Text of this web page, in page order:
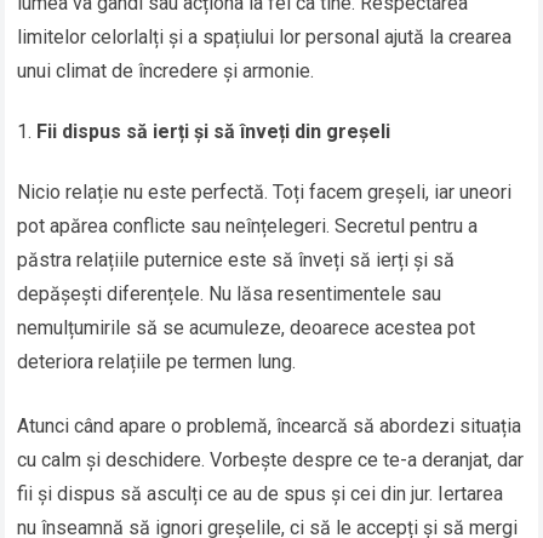
limitelor celorlalți și a spațiului lor personal ajută la crearea
unui climat de încredere și armonie.
Fii dispus să ierți și să înveți din greșeli
Nicio relație nu este perfectă. Toți facem greșeli, iar uneori
pot apărea conflicte sau neînțelegeri. Secretul pentru a
păstra relațiile puternice este să înveți să ierți și să
depășești diferențele. Nu lăsa resentimentele sau
nemulțumirile să se acumuleze, deoarece acestea pot
deteriora relațiile pe termen lung.
Atunci când apare o problemă, încearcă să abordezi situația
cu calm și deschidere. Vorbește despre ce te-a deranjat, dar
fii și dispus să asculți ce au de spus și cei din jur. Iertarea
nu înseamnă să ignori greșelile, ci să le accepți și să mergi